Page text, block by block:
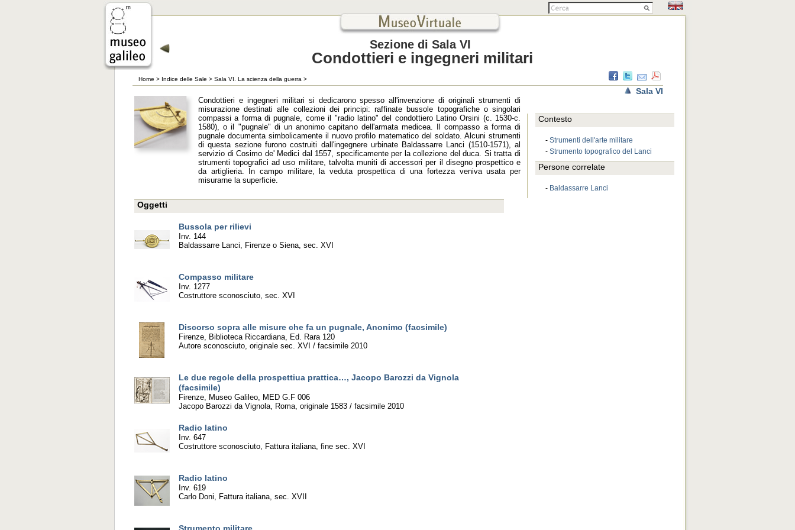
Sezione di Sala VI
Condottieri e ingegneri militari
Home > Indice delle Sale > Sala VI. La scienza della guerra >
Sala VI
Condottieri e ingegneri militari si dedicarono spesso all'invenzione di originali strumenti di
misurazione destinati alle collezioni dei principi: raffinate bussole topografiche o singolari
compassi a forma di pugnale, come il "radio latino" del condottiero Latino Orsini (c. 1530-c.
1580), o il "pugnale" di un anonimo capitano dell'armata medicea. Il compasso a forma di
pugnale documenta simbolicamente il nuovo profilo matematico del soldato. Alcuni strumenti
di questa sezione furono costruiti dall'ingegnere urbinate Baldassarre Lanci (1510-1571), al
servizio di Cosimo de' Medici dal 1557, specificamente per la collezione del duca. Si tratta di
strumenti topografici ad uso militare, talvolta muniti di accessori per il disegno prospettico e
da artiglieria. In campo militare, la veduta prospettica di una fortezza veniva usata per
misurarne la superficie.
Oggetti
Bussola per rilievi
Inv. 144
Baldassarre Lanci, Firenze o Siena, sec. XVI
Compasso militare
Inv. 1277
Costruttore sconosciuto, sec. XVI
Discorso sopra alle misure che fa un pugnale, Anonimo (facsimile)
Firenze, Biblioteca Riccardiana, Ed. Rara 120
Autore sconosciuto, originale sec. XVI / facsimile 2010
Le due regole della prospettiua prattica…, Jacopo Barozzi da Vignola
(facsimile)
Firenze, Museo Galileo, MED G.F 006
Jacopo Barozzi da Vignola, Roma, originale 1583 / facsimile 2010
Radio latino
Inv. 647
Costruttore sconosciuto, Fattura italiana, fine sec. XVI
Radio latino
Inv. 619
Carlo Doni, Fattura italiana, sec. XVII
Contesto
- Strumenti dell'arte militare
- Strumento topografico del Lanci
Persone correlate
- Baldassarre Lanci